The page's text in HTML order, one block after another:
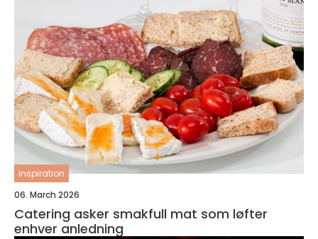
inspiration
06. March 2026
Catering asker smakfull mat som løfter
enhver anledning